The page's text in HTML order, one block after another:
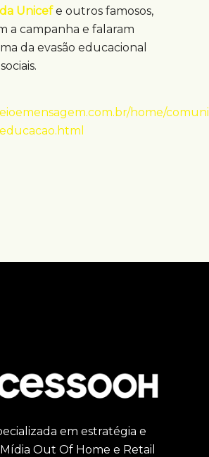
Unicefe outros famosos,
a campanha e falaram
da evasão educacional
home/
em estratégia e
Out Of Home e Retail